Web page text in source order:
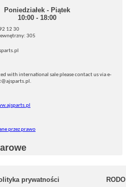
Poniedziałek - Piątek
10:00 - 18:00
12 30
305
with international sale please contact us via e-
przez prawo
prywatności RODO